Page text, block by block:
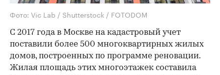
Фото: Vic Lab / Shutterstock / FOTODOM
С 2017 года в Москве на кадастровый учет
поставили более 500 многоквартирных жилых
домов, построенных по программе реновации.
Жилая площадь этих многоэтажек составила